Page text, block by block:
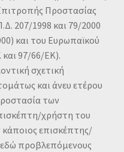
Προστασίας
207/1998 και 79/2000
και του Ευρωπαϊκού
97/66/ΕΚ).
σχετική
και άνευ ετέρου
των
χρήστη του
επισκέπτης/
προβλεπόμενους